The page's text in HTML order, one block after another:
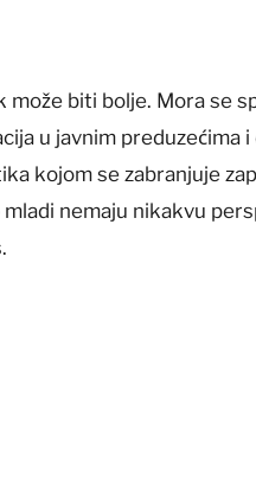
može biti bolje. Mora se
u javnim preduzećima
kojom se zabranjuje
nemaju nikakvu